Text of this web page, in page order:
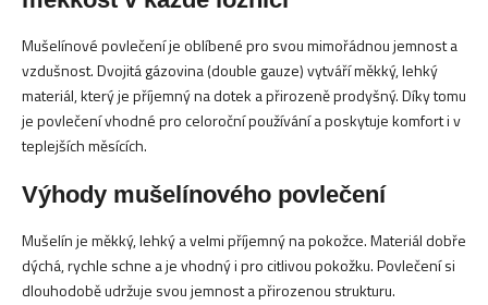
c
í
p
r
v
v
ý
p
i
s
u
Mušelínové povlečení je oblíbené pro svou mimořádnou jemnost a
vzdušnost. Dvojitá gázovina (double gauze) vytváří měkký, lehký
materiál, který je příjemný na dotek a přirozeně prodyšný. Díky tomu
je povlečení vhodné pro celoroční používání a poskytuje komfort i v
teplejších měsících.
Výhody mušelínového povlečení
Mušelín je měkký, lehký a velmi příjemný na pokožce. Materiál dobře
dýchá, rychle schne a je vhodný i pro citlivou pokožku. Povlečení si
dlouhodobě udržuje svou jemnost a přirozenou strukturu.